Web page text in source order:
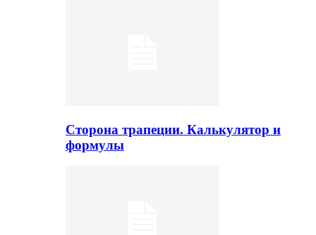
Сторона трапеции. Калькулятор и
формулы